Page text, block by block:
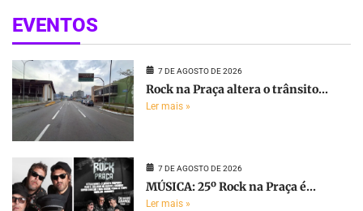
EVENTOS
7 DE AGOSTO DE 2026
Rock na Praça altera o trânsito...
Ler mais »
7 DE AGOSTO DE 2026
MÚSICA: 25º Rock na Praça é...
Ler mais »